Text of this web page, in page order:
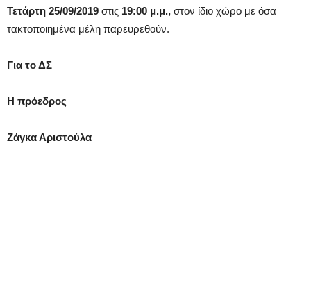
Τετάρτη 25/09/2019 στις 19:00 μ.μ., στον ίδιο χώρο με όσα
τακτοποιημένα μέλη παρευρεθούν.
Για το ΔΣ
Η πρόεδρος
Ζάγκα Αριστούλα